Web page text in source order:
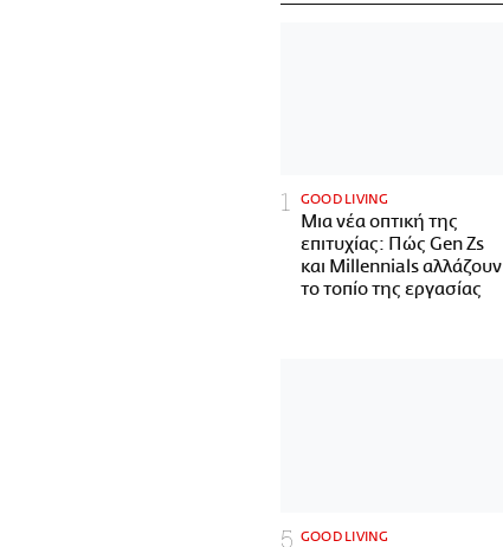
GOOD LIVING
Μια νέα οπτική της
επιτυχίας: Πώς Gen Zs
και Millennials αλλάζουν
το τοπίο της εργασίας
GOOD LIVING